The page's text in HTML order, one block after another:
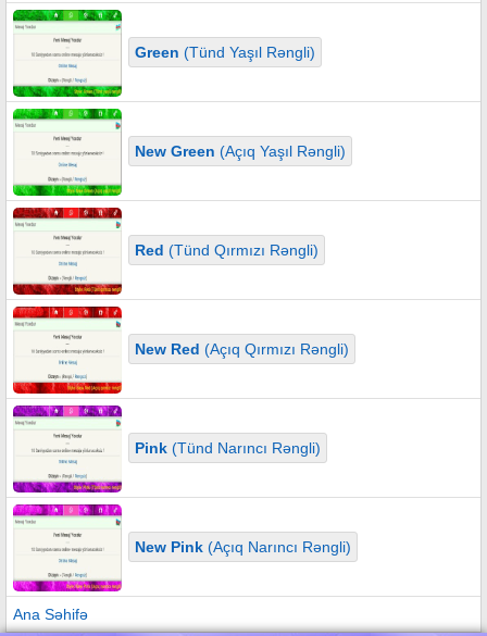
Green (Tünd Yaşıl Rəngli)
New Green (Açıq Yaşıl Rəngli)
Red (Tünd Qırmızı Rəngli)
New Red (Açıq Qırmızı Rəngli)
Pink(Tünd Narıncı Rəngli)
New Pink(Açıq Narıncı Rəngli)
Ana Səhifə